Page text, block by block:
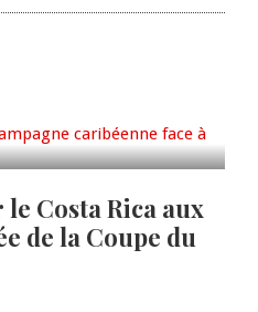
sa campagne
Costa Rica aux
de la Coupe du